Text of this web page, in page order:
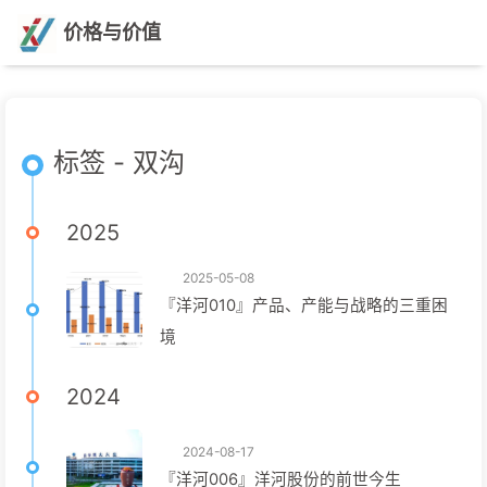
价格与价值
标签 - 双沟
2025
2025-05-08
『洋河010』产品、产能与战略的三重困
境
2024
2024-08-17
『洋河006』洋河股份的前世今生